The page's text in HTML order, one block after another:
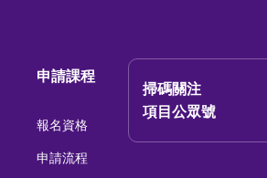
申請課程
報名資格
申請流程
掃碼關注
項目公眾號